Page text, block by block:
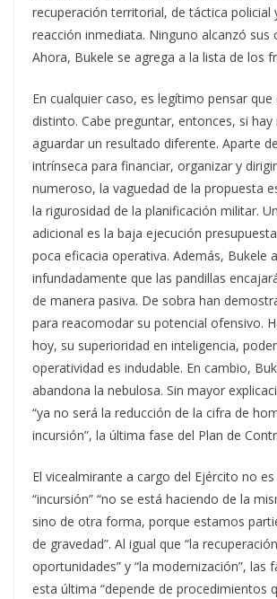
recuperación territorial, de táctica policial
reacción inmediata. Ninguno alcanzó sus
Ahora, Bukele se agrega a la lista de los
En cualquier caso, es legítimo pensar que
distinto. Cabe preguntar, entonces, si hay
aguardar un resultado diferente. Aparte
intrínseca para financiar, organizar y
numeroso, la vaguedad de la propuesta
la rigurosidad de la planificación militar.
adicional es la baja ejecución
poca eficacia operativa. Además, Bukele
infundadamente que las pandillas
de manera pasiva. De sobra han
para reacomodar su potencial ofensivo.
hoy, su superioridad en inteligencia,
operatividad es indudable. En cambio,
abandona la nebulosa. Sin mayor
“ya no será la reducción de la cifra de
incursión”, la última fase del Plan de
El vicealmirante a cargo del Ejército no
“incursión” “no se está haciendo de la
sino de otra forma, porque estamos
de gravedad”. Al igual que “la
oportunidades” y “la modernización”, las
esta última “depende de procedimientos